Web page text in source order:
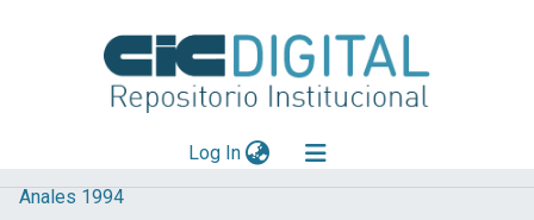
Log In(current)
Explorar
Anales 1994